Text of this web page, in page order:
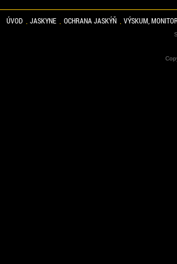
ÚVOD JASKYNE OCHRANA JASKÝŇ VÝSKUM,